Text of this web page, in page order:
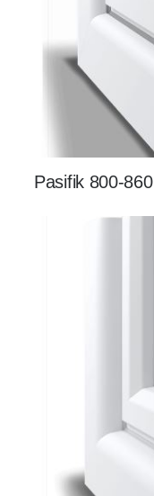
Pasifik 800-860